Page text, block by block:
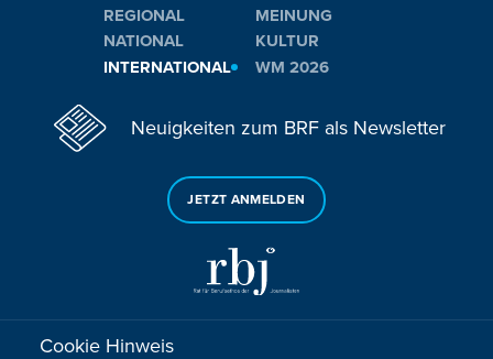
REGIONAL
NATIONAL
INTERNATIONAL
MEINUNG
KULTUR
WM 2026
Neuigkeiten zum BRF als Newsletter
JETZT ANMELDEN
Sie haben noch Fragen oder Anmerkungen?
Cookie Hinweis